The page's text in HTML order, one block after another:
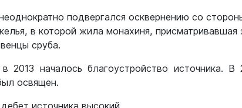
подвергался осквернению со
в которой жила монахиня, присматривавшая
сруба.
началось благоустройство источника.
освящен.
источника высокий.